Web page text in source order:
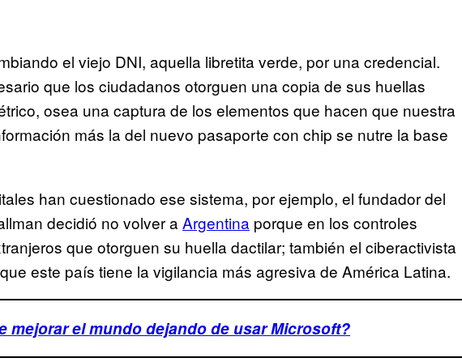
el viejo DNI, aquella libretita verde, por una credencial.
que los ciudadanos otorguen una copia de sus huellas
osea una captura de los elementos que hacen que nuestra
más la del nuevo pasaporte con chip se nutre la base
han cuestionado ese sistema, por ejemplo, el fundador del
decidió no volver a Argentina porque en los controles
que otorguen su huella dactilar; también el ciberactivista
este país tiene la vigilancia más agresiva de América Latina.
mejorar el mundo dejando de usar Microsoft?